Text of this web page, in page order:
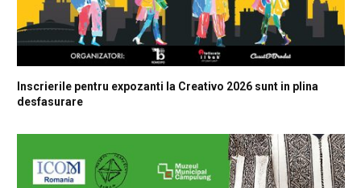
Inscrierile pentru expozanti la Creativo 2026 sunt in plina
desfasurare